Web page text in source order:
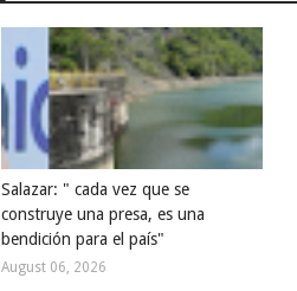
Salazar: " cada vez que se
construye una presa, es una
bendición para el país"
August 06, 2026